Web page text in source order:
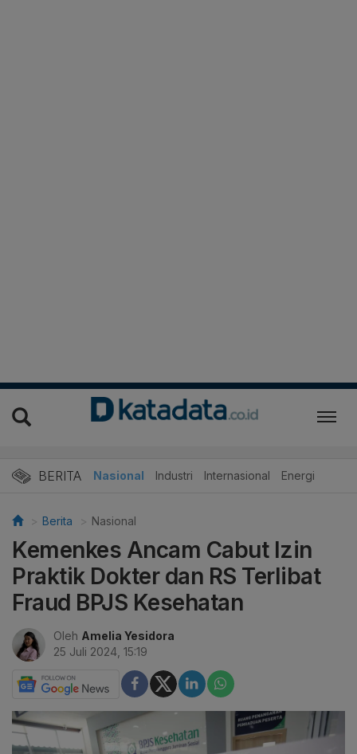
BERITA Nasional Industri Internasional Energi
Berita Nasional
Kemenkes Ancam Cabut Izin
Praktik Dokter dan RS Terlibat
Fraud BPJS Kesehatan
Oleh Amelia Yesidora
25 Juli 2024, 15:19